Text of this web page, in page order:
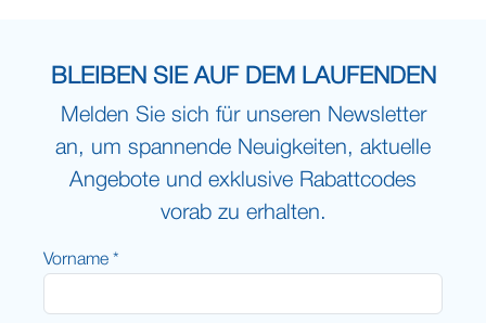
BLEIBEN SIE AUF DEM LAUFENDEN
Melden Sie sich für unseren Newsletter
an, um spannende Neuigkeiten, aktuelle
Angebote und exklusive Rabattcodes
vorab zu erhalten.
Vorname *